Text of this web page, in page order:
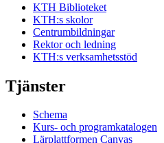
KTH Biblioteket
KTH:s skolor
Centrumbildningar
Rektor och ledning
KTH:s verksamhetsstöd
Tjänster
Schema
Kurs- och programkatalogen
Lärplattformen Canvas